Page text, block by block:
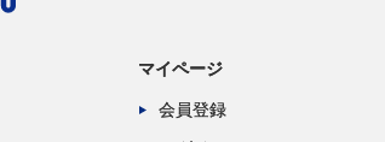
マイページ
会員登録